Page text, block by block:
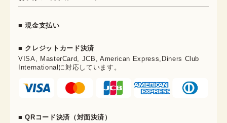
■ 現金支払い
■ クレジットカード決済
VISA, MasterCard, JCB, American Express,Diners Club
Internationalに対応しています。
■ QRコード決済（対面決済）